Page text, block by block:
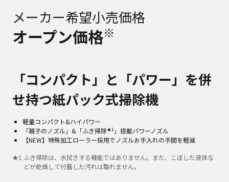
メーカー希望小売価格
オープン価格※
「コンパクト」と「パワー」を併
せ持つ紙パック式掃除機
軽量コンパクト&ハイパワー
「親子のノズル」&「ふき掃除★1 」搭載パワーノズル
【NEW】特殊加工ローラー採用でノズルお手入れの手間を軽減
★1 ふき掃除は、水拭きする機能ではありません。また、こぼした液体な
どが乾燥して付着した汚れは取れません。